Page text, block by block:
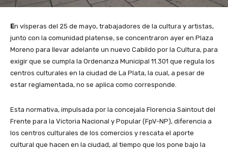
En vísperas del 25 de mayo, trabajadores de la cultura y artistas,
junto con la comunidad platense, se concentraron ayer en Plaza
Moreno para llevar adelante un nuevo Cabildo por la Cultura, para
exigir que se cumpla la Ordenanza Municipal 11.301 que regula los
centros culturales en la ciudad de La Plata, la cual, a pesar de
estar reglamentada, no se aplica como corresponde.
Esta normativa, impulsada por la concejala Florencia Saintout del
Frente para la Victoria Nacional y Popular (FpV-NP), diferencia a
los centros culturales de los comercios y rescata el aporte
cultural que hacen en la ciudad, al tiempo que los pone bajo la